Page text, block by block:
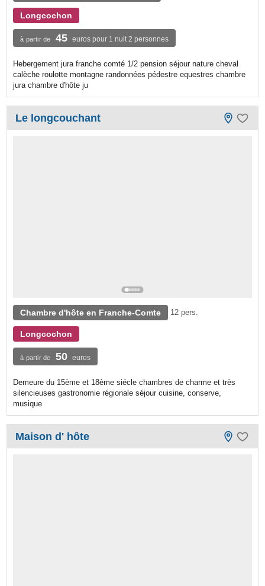
Longcochon
à partir de 45 euros pour 1 nuit 2 personnes
Hebergement jura franche comté 1/2 pension séjour nature cheval
calèche roulotte montagne randonnées pédestre equestres chambre
jura chambre d'hôte ju
Le longcouchant
Chambre d'hôte en Franche-Comte 12 pers.
Longcochon
à partir de 50 euros
Demeure du 15ème et 18ème siécle chambres de charme et très
silencieuses gastronomie régionale séjour cuisine, conserve,
musique
Maison d' hôte